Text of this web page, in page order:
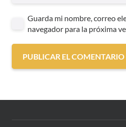
Guarda mi nombre, correo
navegador para la próxima
PUBLICAR EL COMENTARIO